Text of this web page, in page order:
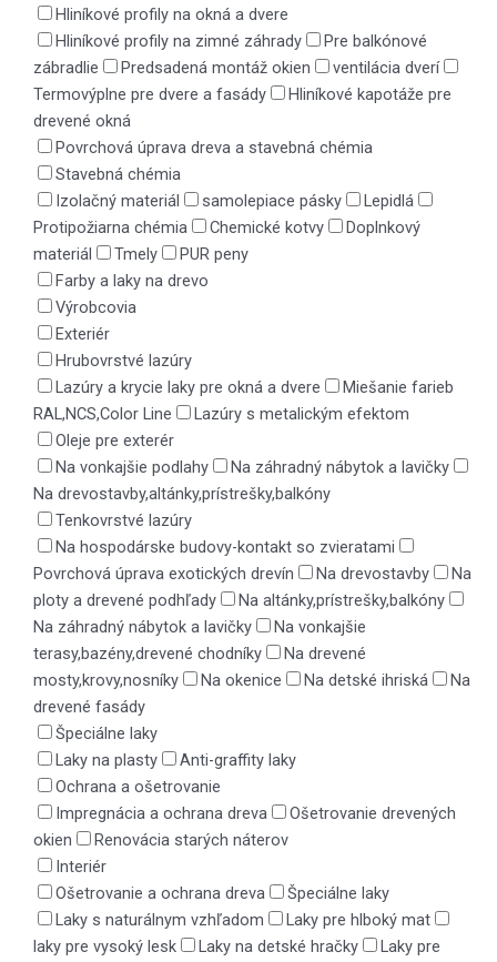
Hliníkové profily na okná a dvere
Hliníkové profily na zimné záhrady
Pre balkónové
zábradlie
Predsadená montáž okien
ventilácia dverí
Termovýplne pre dvere a fasády
Hliníkové kapotáže pre
drevené okná
Povrchová úprava dreva a stavebná chémia
Stavebná chémia
Izolačný materiál
samolepiace pásky
Lepidlá
Protipožiarna chémia
Chemické kotvy
Doplnkový
materiál
Tmely
PUR peny
Farby a laky na drevo
Výrobcovia
Exteriér
Hrubovrstvé lazúry
Lazúry a krycie laky pre okná a dvere
Miešanie farieb
RAL,NCS,Color Line
Lazúry s metalickým efektom
Oleje pre exterér
Na vonkajšie podlahy
Na záhradný nábytok a lavičky
Na drevostavby,altánky,prístrešky,balkóny
Tenkovrstvé lazúry
Na hospodárske budovy-kontakt so zvieratami
Povrchová úprava exotických drevín
Na drevostavby
Na
ploty a drevené podhľady
Na altánky,prístrešky,balkóny
Na záhradný nábytok a lavičky
Na vonkajšie
terasy,bazény,drevené chodníky
Na drevené
mosty,krovy,nosníky
Na okenice Na detské ihriská
Na
drevené fasády
Špeciálne laky
Laky na plasty
Anti-graffity laky
Ochrana a ošetrovanie
Impregnácia a ochrana dreva
Ošetrovanie drevených
okien
Renovácia starých náterov
Interiér
Ošetrovanie a ochrana dreva
Špeciálne laky
Laky s naturálnym vzhľadom
Laky pre hlboký mat
laky pre vysoký lesk
Laky na detské hračky
Laky pre